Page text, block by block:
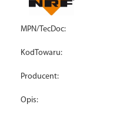
MPN/TecDoc:
KodTowaru:
Producent:
Opis: